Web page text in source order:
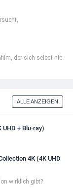
der sich selbst nie
ALLE ANZEIGEN
+ Blu-ray)
4K (4K UHD
wirklich gibt?